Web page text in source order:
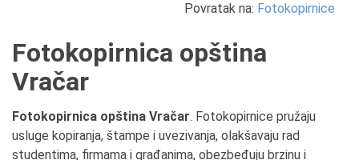
Povratak na: Fotokopirnice
Fotokopirnica opština
Vračar
Fotokopirnica opština Vračar. Fotokopirnice pružaju
usluge kopiranja, štampe i uvezivanja, olakšavaju rad
studentima, firmama i građanima, obezbeđuju brzinu i